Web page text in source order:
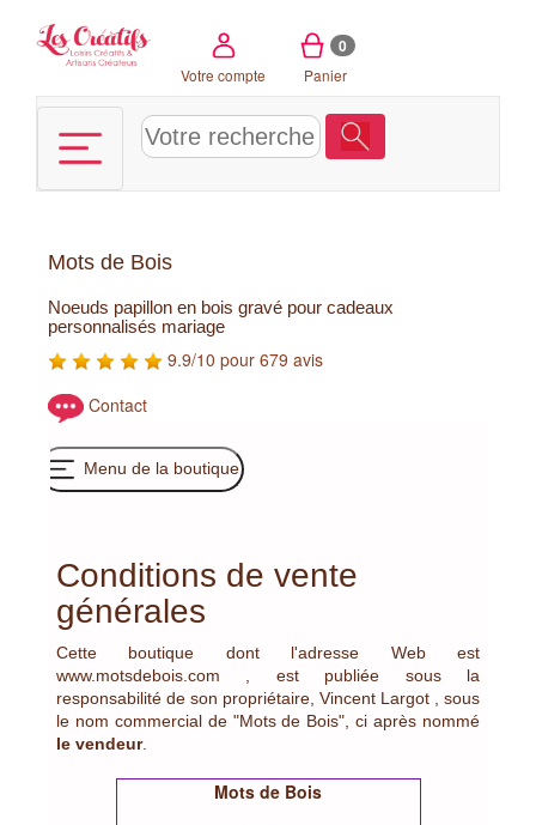
Votre compte
0
Panier
Mots de Bois
Noeuds papillon en bois gravé pour cadeaux
personnalisés mariage
9.9/10 pour 679 avis
Contact
Menu de la boutique
Conditions de vente
générales
Cette boutique dont l'adresse Web est
www.motsdebois.com , est publiée sous la
responsabilité de son propriétaire, Vincent Largot , sous
le nom commercial de "Mots de Bois", ci après nommé
le vendeur.
Mots de Bois